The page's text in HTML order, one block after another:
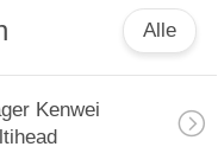
Alle
Kenwei